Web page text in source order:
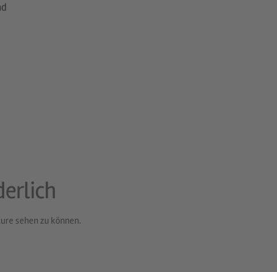
sehen zu können.